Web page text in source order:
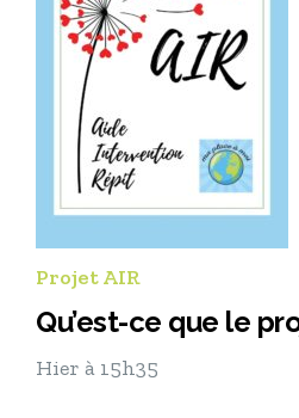
Projet AIR
Qu’est-ce que le
Hier à 15h35